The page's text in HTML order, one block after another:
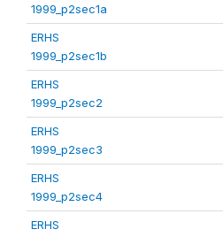
1999_p2sec1a
ERHS
1999_p2sec1b
ERHS
1999_p2sec2
ERHS
1999_p2sec3
ERHS
1999_p2sec4
ERHS